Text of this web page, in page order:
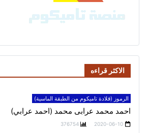
الاكثر قراءه
الرموز (قلادة تاميكوم من الطبقة الماسية)
احمد محمد عرابى محمد (احمد عرابي)
2020-06-10
376754